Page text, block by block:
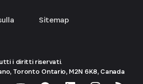
Sitemap
i diritti riservati.
Toronto Ontario, M2N 6K8, Canada